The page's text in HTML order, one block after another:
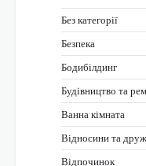
Без категорії
Безпека
Бодибілдинг
Будівництво та
Ванна кімната
Відносини та
Відпочинок